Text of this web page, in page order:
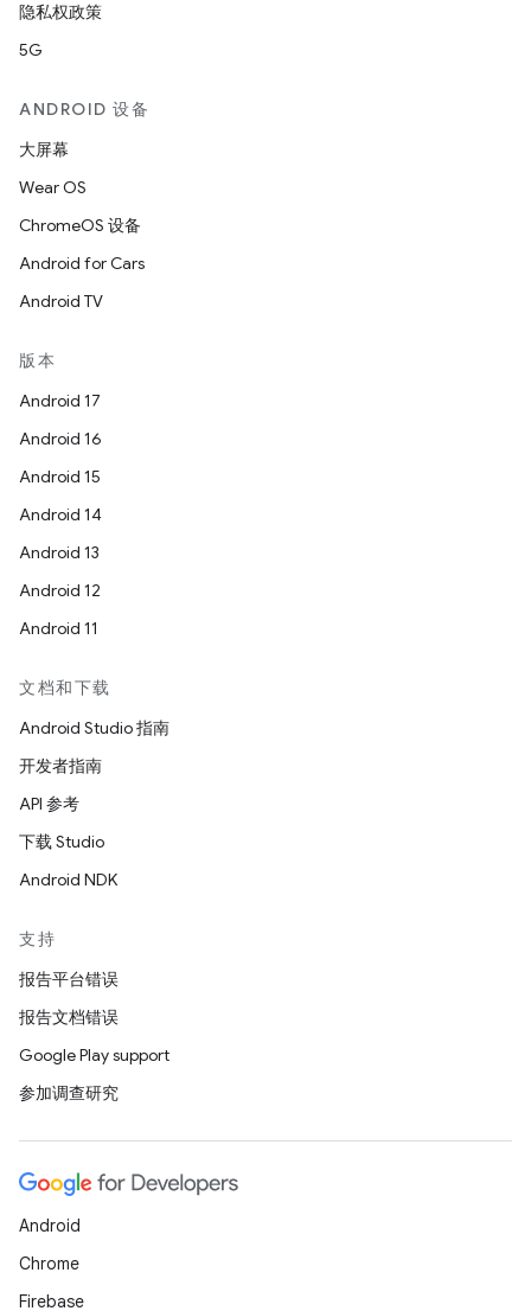
隐私权政策
5G
ANDROID 设备
大屏幕
Wear OS
ChromeOS 设备
Android for Cars
Android TV
版本
Android 17
Android 16
Android 15
Android 14
Android 13
Android 12
Android 11
文档和下载
Android Studio 指南
开发者指南
API 参考
下载 Studio
Android NDK
支持
报告平台错误
报告文档错误
Google Play support
参加调查研究
Android
Chrome
Firebase